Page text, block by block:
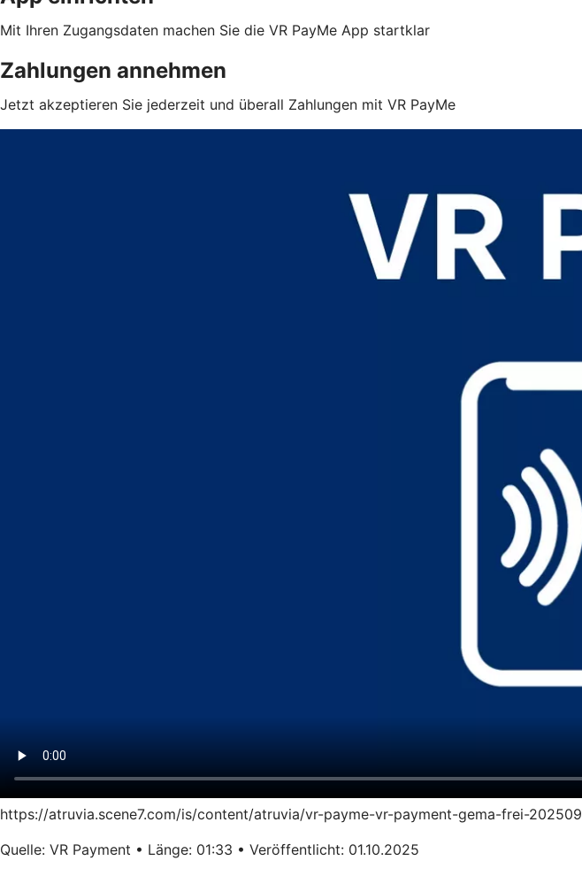
Mit Ihren Zugangsdaten machen Sie die VR PayMe App startklar
Zahlungen annehmen
Jetzt akzeptieren Sie jederzeit und überall Zahlungen mit VR PayMe
https://atruvia.scene7.com/is/content/atruvia/vr-payme-vr-payment-gema-frei-202509
Quelle: VR Payment • Länge: 01:33 • Veröffentlicht: 01.10.2025